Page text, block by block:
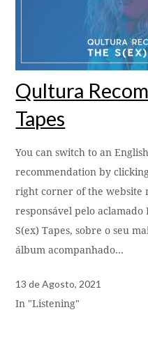
Qultura
Tapes
You can switch to an
recommendation by
right corner of the website
responsável pelo aclamado
S(ex) Tapes, sobre o seu
álbum acompanhado…
13 de Agosto, 2021
In "Listening"